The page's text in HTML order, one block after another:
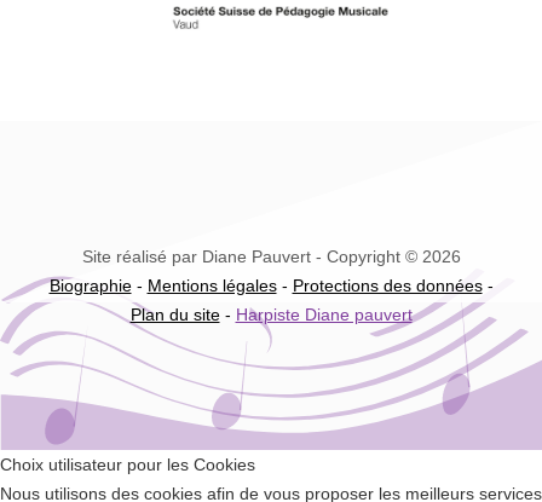
Site réalisé par Diane Pauvert - Copyright © 2026
Biographie- Mentions légales- Protections des données-
Plan du site- Harpiste Diane pauvert
Choix utilisateur pour les Cookies
Nous utilisons des cookies afin de vous proposer les meilleurs services